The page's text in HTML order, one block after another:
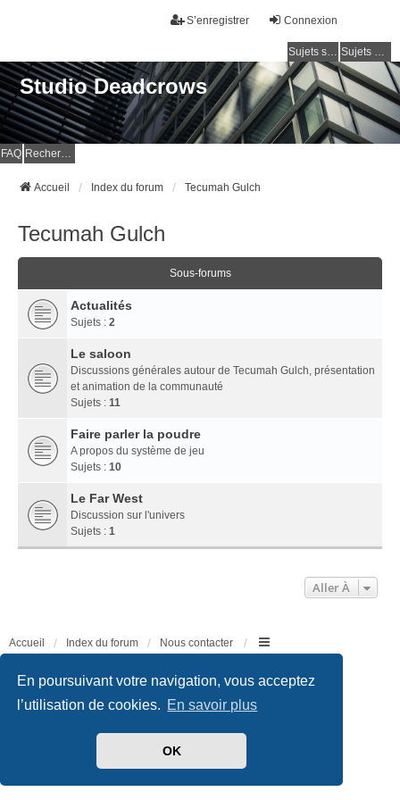
En poursuivant votre navigation, vous acceptez
l’utilisation de cookies. En savoir plus
OK
Connexion
S’enregistrer
Sujets sans réponse Sujets actifs
Studio Deadcrows
FAQ Rechercher
Accueil Index du forum Tecumah Gulch
Tecumah Gulch
Sous-forums
Actualités
Sujets : 2
Le saloon
Discussions générales autour de Tecumah Gulch, présentation
et animation de la communauté
Sujets : 11
Faire parler la poudre
A propos du système de jeu
Sujets : 10
Le Far West
Discussion sur l'univers
Sujets : 1
Aller À
Accueil Index du forum Nous contacter
Développé par phpBB
® Forum Software © phpBB Limited
Traduit par
Style we_universal created by INVENTEA & v12mike